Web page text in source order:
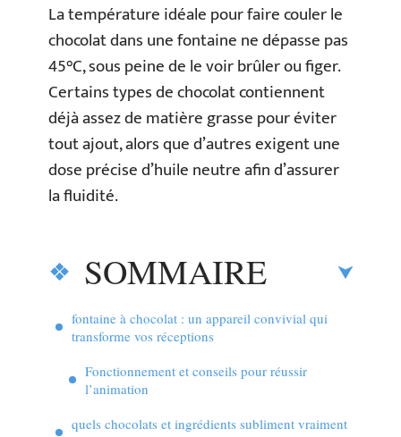
La température idéale pour faire couler le
chocolat dans une fontaine ne dépasse pas
45°C, sous peine de le voir brûler ou figer.
Certains types de chocolat contiennent
déjà assez de matière grasse pour éviter
tout ajout, alors que d’autres exigent une
dose précise d’huile neutre afin d’assurer
la fluidité.
SOMMAIRE
fontaine à chocolat : un appareil convivial qui
transforme vos réceptions
Fonctionnement et conseils pour réussir
l’animation
quels chocolats et ingrédients subliment vraiment